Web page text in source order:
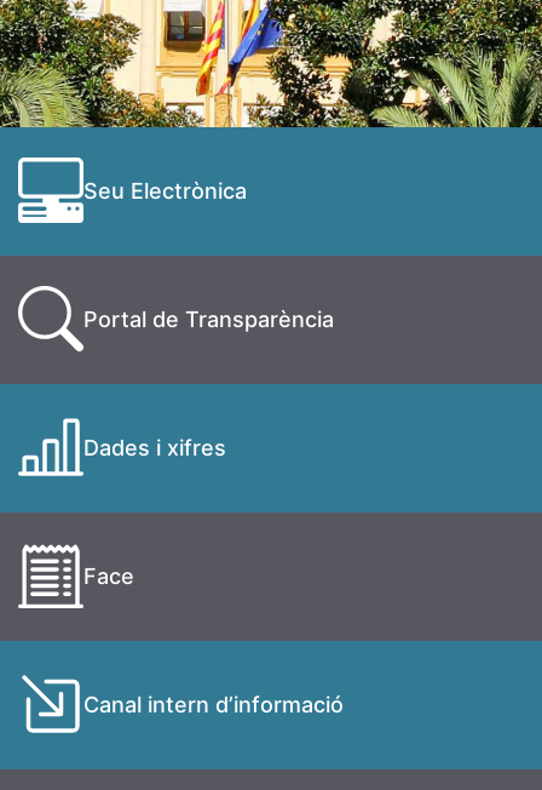
Seu Electrònica
Portal de Transparència
Dades i xifres
Face
Canal intern d’informació